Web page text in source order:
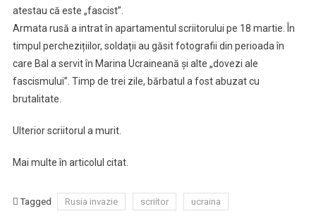
atestau că este „fascist”.
Armata rusă a intrat în apartamentul scriitorului pe 18 martie. În
timpul perchezițiilor, soldații au găsit fotografii din perioada în
care Bal a servit în Marina Ucraineană și alte „dovezi ale
fascismului”. Timp de trei zile, bărbatul a fost abuzat cu
brutalitate.
Ulterior scriitorul a murit.
Mai multe în articolul citat.
Tagged Rusia invazie scriitor ucraina